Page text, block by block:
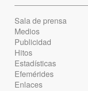
Sala de prensa
Medios
Publicidad
Hitos
Estadísticas
Efemérides
Enlaces